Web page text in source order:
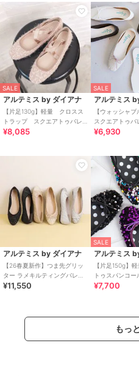
SALE
アルテミス by ダイアナ
【片足130g】軽量 クロスス
トラップ スクエアトゥバレ
エシューズ
¥8,085
SALE
アルテミス
【ウォッシャブ
スクエアトゥバ
¥6,930
アルテミス by ダイアナ
【26春夏新作】つま先グリッ
ター ラメキルティングバレエ
シューズ
¥11,550
SALE
アルテミス
【片足150g】
トゥスパンコー
ーズ《雑誌掲載
¥7,700
もっ